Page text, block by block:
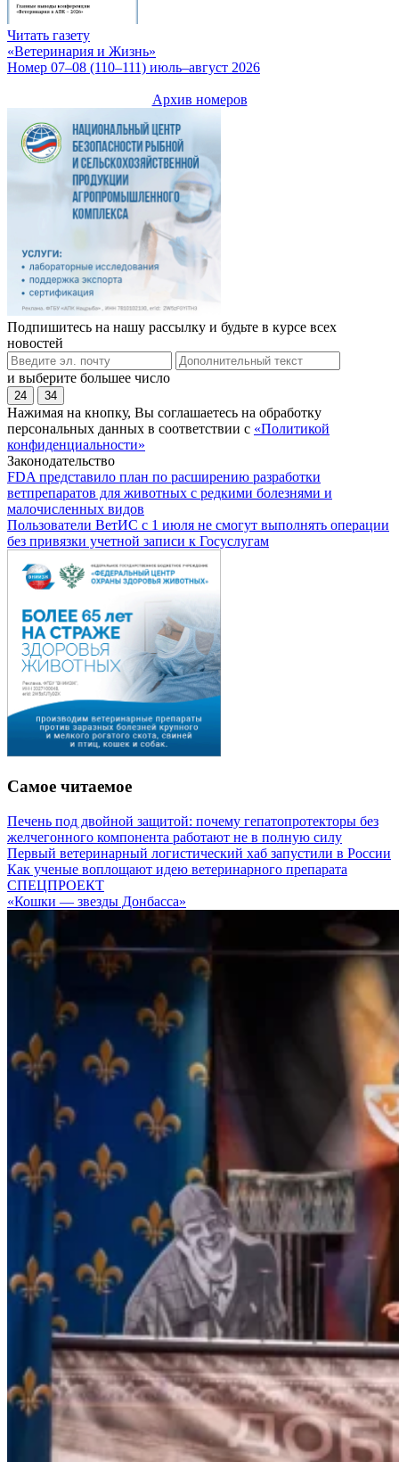
Читать газету
«Ветеринария и Жизнь»
Номер 07–08 (110–111) июль–август 2026
Архив номеров
Подпишитесь на нашу рассылку и будьте в курсе всех
новостей
и выберите большее число
24 34
Нажимая на кнопку, Вы соглашаетесь на обработку
персональных данных в соответствии с «Политикой
конфиденциальности»
Законодательство
FDA представило план по расширению разработки
ветпрепаратов для животных с редкими болезнями и
малочисленных видов
Пользователи ВетИС с 1 июля не смогут выполнять операции
без привязки учетной записи к Госуслугам
Самое читаемое
Печень под двойной защитой: почему гепатопротекторы без
желчегонного компонента работают не в полную силу
Первый ветеринарный логистический хаб запустили в России
Как ученые воплощают идею ветеринарного препарата
СПЕЦПРОЕКТ
«Кошки — звезды Донбасса»